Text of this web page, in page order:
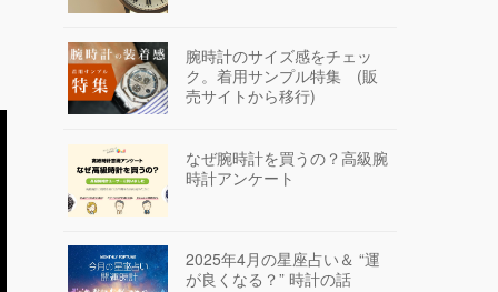
腕時計のサイズ感をチェッ
ク。着用サンプル特集 (販
売サイトから移行)
なぜ腕時計を買うの？高級腕
時計アンケート
2025年4月の星座占い＆ “運
が良くなる？” 時計の話